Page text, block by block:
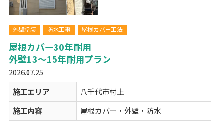
外壁塗装 防水工事 屋根カバー工法
屋根カバー30年耐用
外壁13～15年耐用プラン
2026.07.25
施工エリア
八千代市村上
施工内容
屋根カバー・外壁・防水